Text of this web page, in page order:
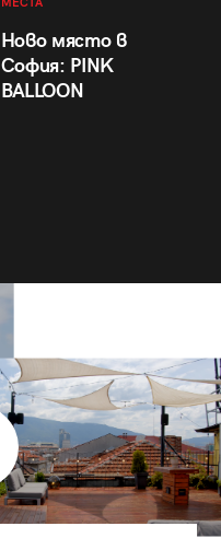
МЕСТА
Ново място в
София: PINK
BALLOON